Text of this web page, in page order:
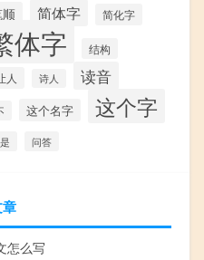
简体字 简化字
体字 结构
人 诗人 读音
这个名字 这个字
问答
怎么写